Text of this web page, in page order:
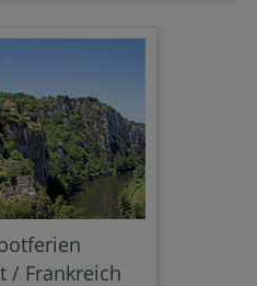
/ Frankreich